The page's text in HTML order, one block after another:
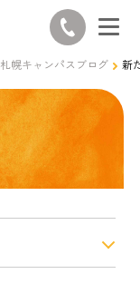
札幌キャンパスブログ 新